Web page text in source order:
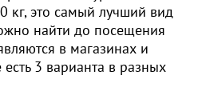
кг, это самый лучший вид
найти до посещения
в магазинах и
3 варианта в разных